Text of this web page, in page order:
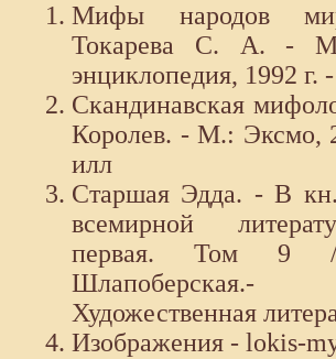
Мифы народов
Токарева С. А. -
энциклопедия, 1992 г.
Скандинавская
Королев. - М.: Эксмо,
илл
Старшая Эдда. - В
всемирной
первая. Том
Художественная
Изображения - lokis-